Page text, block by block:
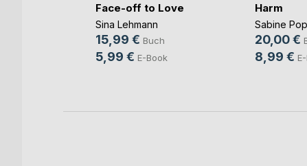
Face-off to Love
Sina Lehmann
15,99 € Buch
5,99 € E-Book
Harm
Sabine
20,00 €
8,99 €